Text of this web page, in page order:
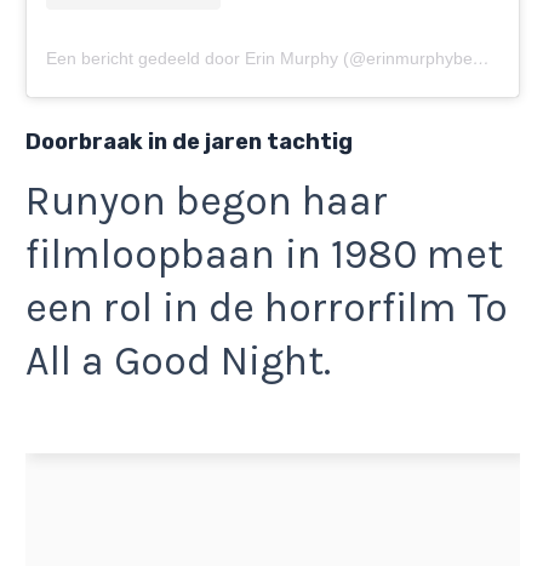
Een bericht gedeeld door Erin Murphy (@erinmurphybewitched)
Doorbraak in de jaren tachtig
Runyon begon haar
filmloopbaan in 1980 met
een rol in de horrorfilm To
All a Good Night.